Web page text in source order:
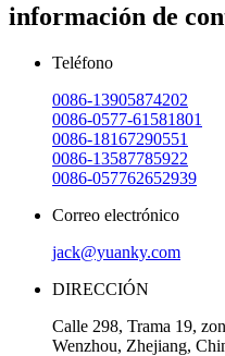
información de
Teléfono
0086-13905874202
0086-0577-61581801
0086-18167290551
0086-13587785922
0086-057762652939
Correo electrónico
jack@yuanky.com
DIRECCIÓN
Calle 298, Trama 19,
Wenzhou, Zhejiang,